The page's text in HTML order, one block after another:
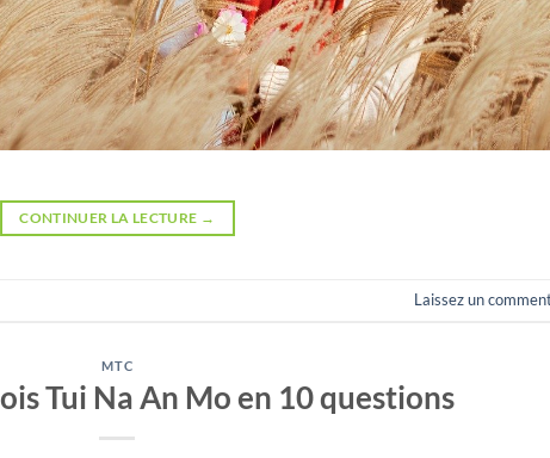
CONTINUER LA LECTURE →
Laissez un
MTC
Tui Na An Mo en 10 questions